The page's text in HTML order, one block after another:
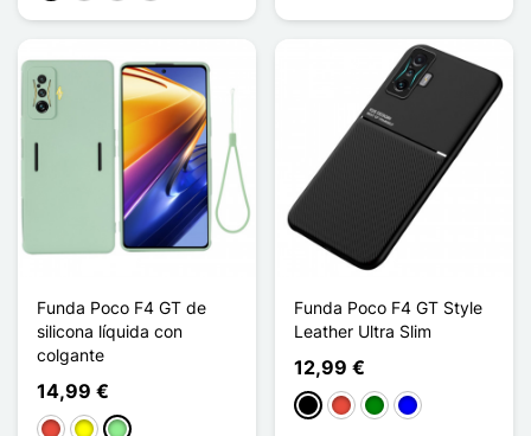
Funda Poco F4 GT de
silicona líquida con
colgante
14,99 €
RojoAmarilloVerde claro
Funda Poco F4 GT Style
Leather Ultra Slim
12,99 €
NegroRojoVerdeAzul